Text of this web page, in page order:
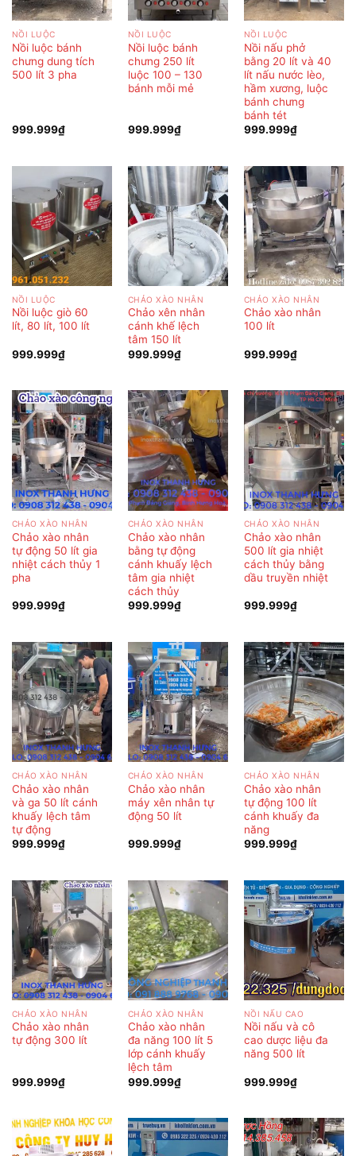
NỒI LUỘC
Nồi luộc bánh
chưng dung tích
500 lít 3 pha
999.999₫
NỒI LUỘC
Nồi luộc bánh
chưng 250 lít
luộc 100 – 130
bánh mỗi mẻ
999.999₫
NỒI LUỘC
Nồi nấu phở
bằng 20 lít và 40
lít nấu nước lèo,
hầm xương, luộc
bánh chưng
bánh tét
999.999₫
NỒI LUỘC
Nồi luộc giò 60
lít, 80 lít, 100 lít
999.999₫
CHẢO XÀO NHÂN
Chảo xên nhân
cánh khế lệch
tâm 150 lít
999.999₫
CHẢO XÀO NHÂN
Chảo xào nhân
100 lít
999.999₫
CHẢO XÀO NHÂN
Chảo xào nhân
tự động 50 lít gia
nhiệt cách thủy 1
pha
999.999₫
CHẢO XÀO NHÂN
Chảo xào nhân
bằng tự động
cánh khuấy lệch
tâm gia nhiệt
cách thủy
999.999₫
CHẢO XÀO NHÂN
Chảo xào nhân
500 lít gia nhiệt
cách thủy bằng
dầu truyền nhiệt
999.999₫
CHẢO XÀO NHÂN
Chảo xào nhân
và ga 50 lít cánh
khuấy lệch tâm
tự động
999.999₫
CHẢO XÀO NHÂN
Chảo xào nhân
máy xên nhân tự
động 50 lít
999.999₫
CHẢO XÀO NHÂN
Chảo xào nhân
tự động 100 lít
cánh khuấy đa
năng
999.999₫
CHẢO XÀO NHÂN
Chảo xào nhân
tự động 300 lít
999.999₫
CHẢO XÀO NHÂN
Chảo xào nhân
đa năng 100 lít 5
lớp cánh khuấy
lệch tâm
999.999₫
NỒI NẤU CAO
Nồi nấu và cô
cao dược liệu đa
năng 500 lít
999.999₫